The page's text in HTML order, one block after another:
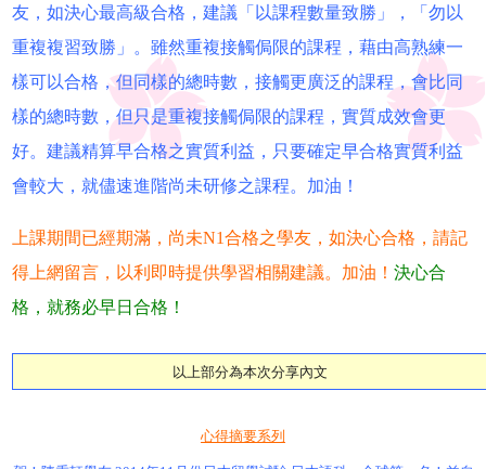
友，如決心最高級合格，建議「以課程數量致勝」，「勿以
重複複習致勝」。雖然重複接觸侷限的課程，藉由高熟練一
樣可以合格，但同樣的總時數，接觸更廣泛的課程，會比同
樣的總時數，但只是重複接觸侷限的課程，實質成效會更
好。建議精算早合格之實質利益，只要確定早合格實質利益
會較大，就儘速進階尚未研修之課程。加油！
上課期間已經期滿，尚未N1合格之學友，如決心合格，請記
得上網留言，以利即時提供學習相關建議。加油！決心合
格，就務必早日合格！
以上部分為本次分享內文
心得摘要系列